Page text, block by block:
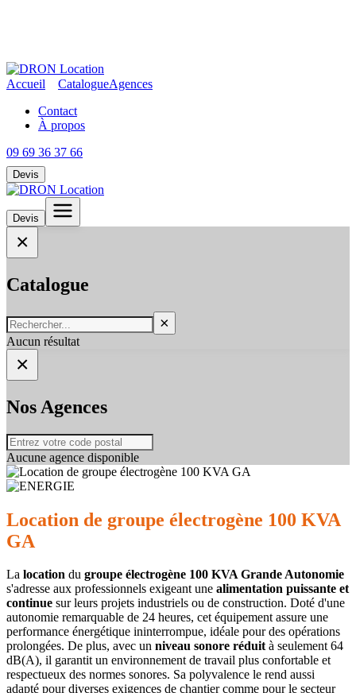
Accueil CatalogueAgences
Contact
À propos
09 69 36 37 66
Devis
Devis
×
Catalogue
×
Aucun résultat
×
Nos Agences
Aucune agence disponible
Location de groupe électrogène 100 KVA
GA
La location du groupe électrogène 100 KVA Grande Autonomie
s'adresse aux professionnels exigeant une alimentation puissante et
continue sur leurs projets industriels ou de construction. Doté d'une
autonomie remarquable de 24 heures, cet équipement assure une
performance énergétique ininterrompue, idéale pour des opérations
prolongées. De plus, avec un niveau sonore réduità seulement 64
dB(A), il garantit un environnement de travail plus confortable et
respectueux des normes sonores. Sa polyvalence le rend aussi
adapté pour diverses exigences de chantier comme pour le secteur